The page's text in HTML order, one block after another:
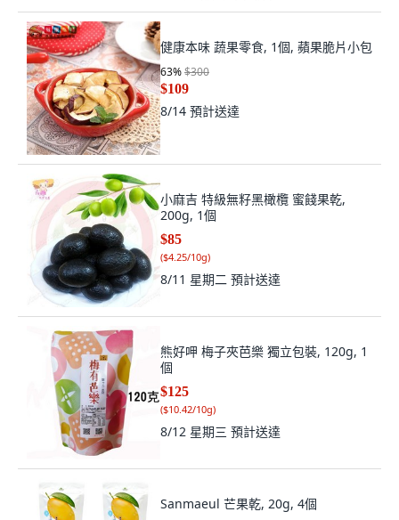
健康本味 蔬果零食, 1個, 蘋果脆片小包
63%$300
$109
8/14 預計送達
小麻吉 特級無籽黑橄欖 蜜餞果乾,
200g, 1個
$85
($4.25/10g)
8/11 星期二 預計送達
熊好呷 梅子夾芭樂 獨立包裝, 120g, 1
個
$125
($10.42/10g)
8/12 星期三 預計送達
Sanmaeul 芒果乾, 20g, 4個